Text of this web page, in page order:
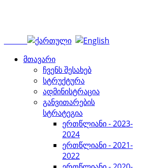
მთავარი
ჩვენს შესახებ
სტრუქტურა
ადმინისტრაცია
განვითარების
სტრატეგია
ერთწლიანი - 2023-
2024
ერთწლიანი - 2021-
2022